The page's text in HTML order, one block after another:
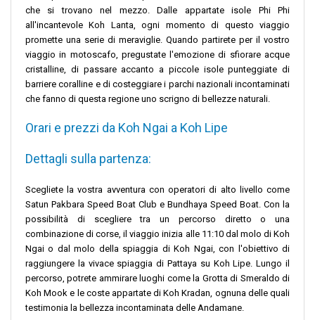
che si trovano nel mezzo. Dalle appartate isole Phi Phi
all'incantevole Koh Lanta, ogni momento di questo viaggio
promette una serie di meraviglie. Quando partirete per il vostro
viaggio in motoscafo, pregustate l'emozione di sfiorare acque
cristalline, di passare accanto a piccole isole punteggiate di
barriere coralline e di costeggiare i parchi nazionali incontaminati
che fanno di questa regione uno scrigno di bellezze naturali.
Orari e prezzi da Koh Ngai a Koh Lipe
Dettagli sulla partenza:
Scegliete la vostra avventura con operatori di alto livello come
Satun Pakbara Speed Boat Club e Bundhaya Speed Boat. Con la
possibilità di scegliere tra un percorso diretto o una
combinazione di corse, il viaggio inizia alle 11:10 dal molo di Koh
Ngai o dal molo della spiaggia di Koh Ngai, con l'obiettivo di
raggiungere la vivace spiaggia di Pattaya su Koh Lipe. Lungo il
percorso, potrete ammirare luoghi come la Grotta di Smeraldo di
Koh Mook e le coste appartate di Koh Kradan, ognuna delle quali
testimonia la bellezza incontaminata delle Andamane.